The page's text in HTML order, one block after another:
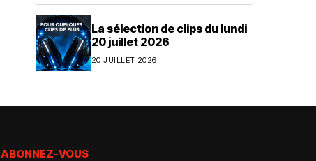
La sélection de clips du lundi
20 juillet 2026
20 JUILLET 2026
ABONNEZ-VOUS